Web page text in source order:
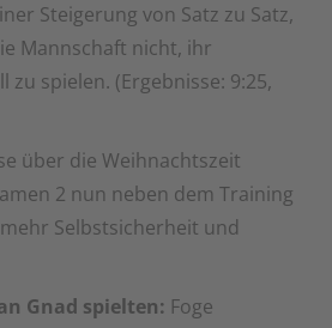
Steigerung von Satz zu Satz,
Mannschaft nicht, ihr
zu spielen. (Ergebnisse: 9:25,
über die Weihnachtszeit
2 nun neben dem Training
Selbstsicherheit und
Gnad spielten: Foge